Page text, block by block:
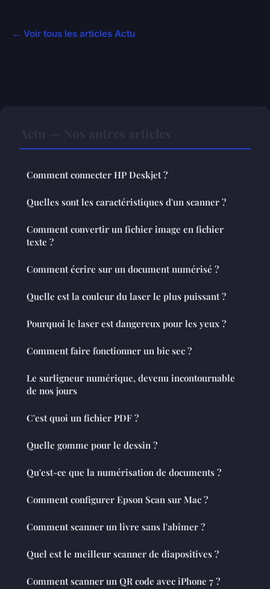
← Voir tous les articles Actu
Comment connecter HP Deskjet ?
Quelles sont les caractéristiques d'un scanner ?
Comment convertir un fichier image en fichier
texte ?
Comment écrire sur un document numérisé ?
Quelle est la couleur du laser le plus puissant ?
Pourquoi le laser est dangereux pour les yeux ?
Comment faire fonctionner un bic sec ?
Le surligneur numérique, devenu incontournable
de nos jours
C'est quoi un fichier PDF ?
Quelle gomme pour le dessin ?
Qu'est-ce que la numérisation de documents ?
Comment configurer Epson Scan sur Mac ?
Comment scanner un livre sans l'abîmer ?
Quel est le meilleur scanner de diapositives ?
Comment scanner un QR code avec iPhone 7 ?